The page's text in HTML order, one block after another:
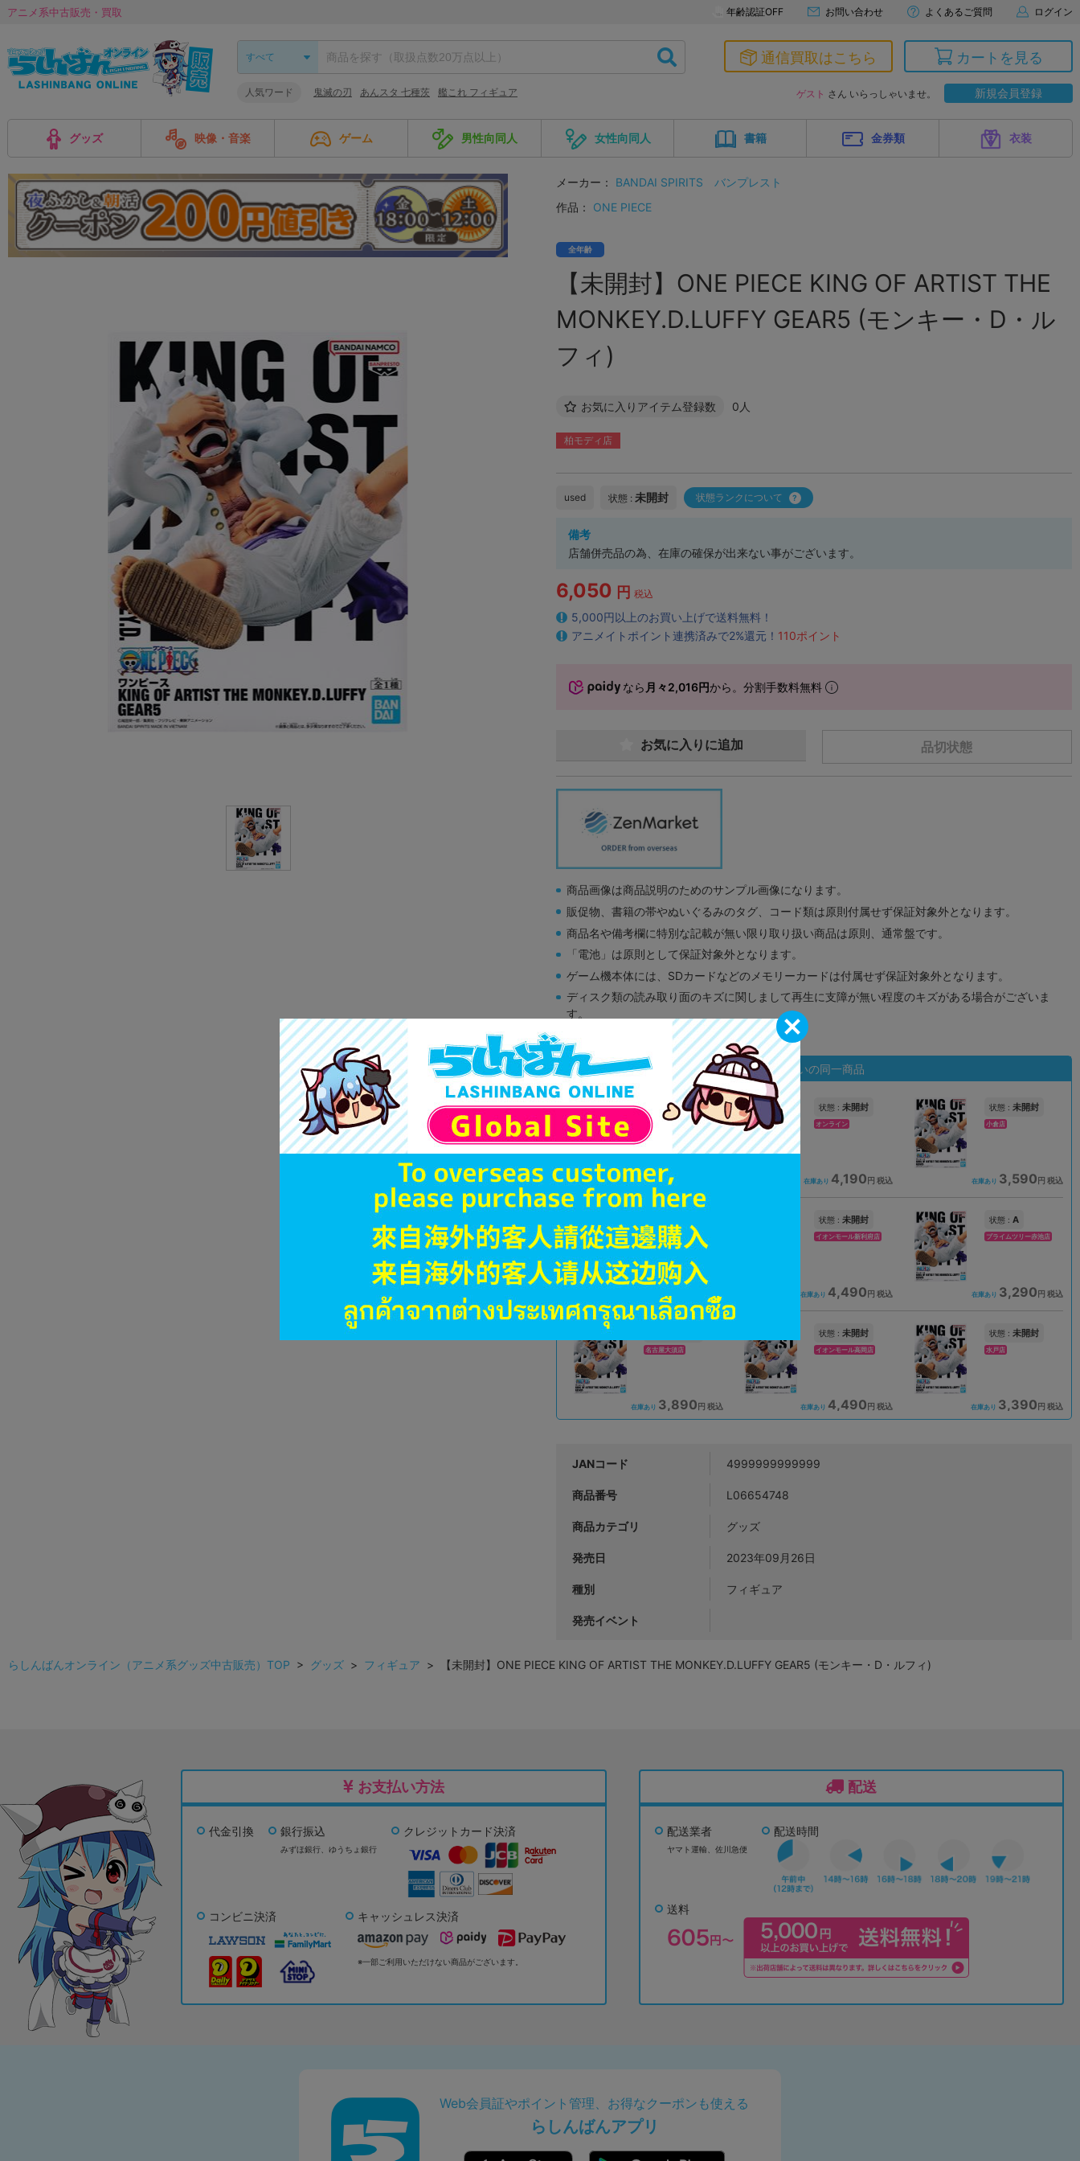
アニメ系中古販売・買取 年齢認証OFF お問い合わせ よくあるご質問 ログイン
人気ワード 鬼滅の刃 あんスタ 七種茨 艦これ フィギュア
通信買取はこちら カートを見る
ゲスト さん いらっしゃいませ。 新規会員登録
グッズ 映像・音楽 ゲーム 男性向同人 女性向同人 書籍 金券類 衣装
メーカー： BANDAI SPIRITS
バンプレスト
作品：
ONE PIECE
全年齢
【未開封】ONE PIECE KING OF ARTIST THE
MONKEY.D.LUFFY GEAR5 (モンキー・D・ル
フィ)
お気に入りアイテム登録数 0人
柏モディ店
used 状態 : 未開封 状態ランクについて
備考
店舗併売品の為、在庫の確保が出来ない事がございます。
6,050 円 税込
5,000円以上のお買い上げで送料無料！
アニメイトポイント連携済みで2%還元！ 110ポイント
なら 月々2,016円から。分割手数料無料
品切状態
お気に入りに追加
商品画像は商品説明のためのサンプル画像になります。
販促物、書籍の帯やぬいぐるみのタグ、コード類は原則付属せず保証対象外となります。
商品名や備考欄に特別な記載が無い限り取り扱い商品は原則、通常盤です。
「電池」は原則として保証対象外となります。
ゲーム機本体には、SDカードなどのメモリーカードは付属せず保証対象外となります。
ディスク類の読み取り面のキズに関しまして再生に支障が無い程度のキズがある場合がございま
す。
※詳細につきましてはコチラ
状態違いの同一商品
状態 :A
オンライン
品切状態 3,590
状態 : 未開封
オンライン
在庫あり 4,190 円 税込
状態 : 未開封
小倉店
在庫あり 3,590 円 税込
新座流通センター
3,590 円 税込
状態 : 未開封
イオンモール新利府店
在庫あり 4,490円 税込
状態 : A
プライムツリー赤池店
在庫あり 3,290円 税込
名古屋大須店
在庫あり 3,890円 税込
状態 : 未開封
イオンモール高岡店
在庫あり 4,490円 税込
状態 : 未開封
水戸店
在庫あり 3,390円 税込
JANコード 4999999999999
商品番号 L06654748
商品カテゴリ グッズ
発売日 2023年09月26日
種別 フィギュア
発売イベント
らしんばんオンライン（アニメ系グッズ中古販売）TOP > グッズ > フィギュア > 【未開封】ONE PIECE KING OF ARTIST THE MONKEY.D.LUFFY GEAR5 (モンキー・D・ルフィ)
お支払い方法
代金引換 銀行振込
みずほ銀行、 ゆうちょ銀行
クレジットカード決済
コンビニ決済 キャッシュレス決済
※一部ご利用いただけない商品がございます。
配送
配送業者
ヤマト運輸、佐川急便
配送時間
送料
Web会員証やポイント管理、お得なクーポンも使える
らしんばんアプリ